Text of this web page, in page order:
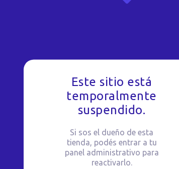
Este sitio está
temporalmente
suspendido.
Si sos el dueño de esta
tienda, podés entrar a tu
panel administrativo para
reactivarlo.